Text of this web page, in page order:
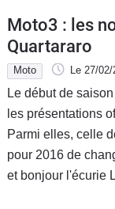
Moto3 : les
Quartararo
Moto Le 27/02/
Le début de
les présentations
Parmi elles, celle
pour 2016 de
et bonjour l'écurie